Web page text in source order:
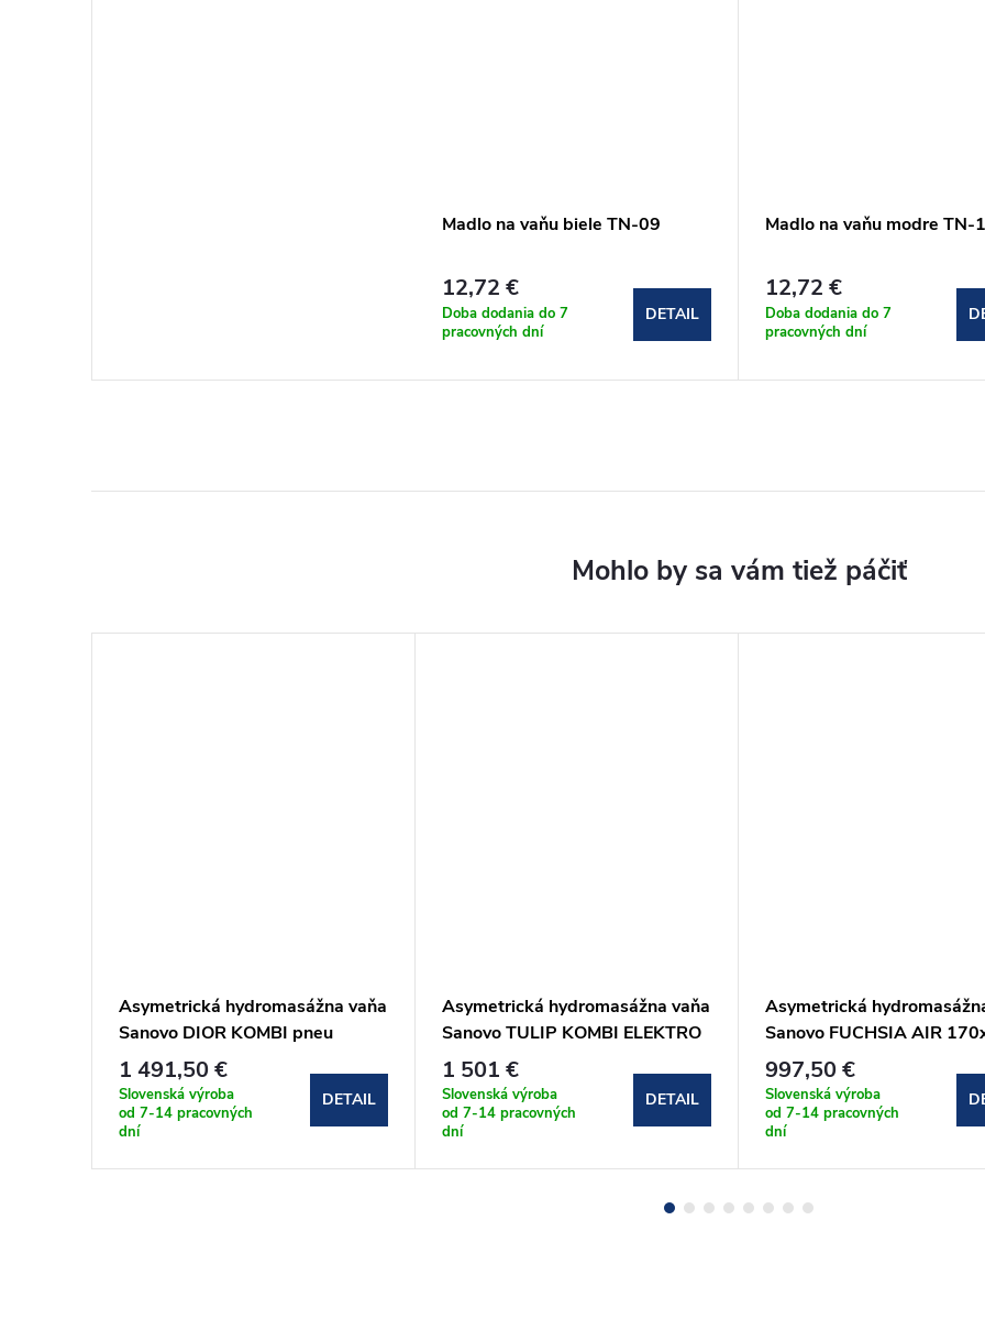
Madlo na vaňu biele TN-09
12,72 €
Doba dodania do 7
pracovných dní
DETAIL
Madlo na vaňu modre TN-
12,72 €
Doba dodania do 7
pracovných dní
Asymetrická hydromasážna vaňa
Sanovo DIOR KOMBI pneu
180x125 (DIO_180x125KP)
1 491,50 €
Slovenská výroba
od 7-14 pracovných
dní
DETAIL
Asymetrická hydromasážna vaňa
Sanovo TULIP KOMBI ELEKTRO
160x100 (TUL_160100KE)
1 501 €
Slovenská výroba
od 7-14 pracovných
dní
DETAIL
Asymetrická
Sanovo FUCHSIA AIR
(FUCH_170x75AP)
997,50 €
Slovenská výroba
od 7-14 pracovných
dní